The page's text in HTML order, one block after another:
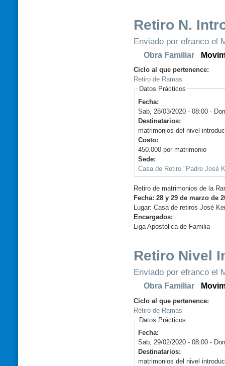
Retiro N.
Enviado por efranco el
Obra Familiar
Ciclo al que pertenence:
Retiro de Ramas
Datos Prácticos
Fecha:
Sab, 28/03/2020 - 08:00 -
Destinatarios:
matrimonios del nivel
Costo:
450.000 por matrimonio
Sede:
Casa de Retiro "Padre José
Retiro de matrimonios de la
Fecha: 28 y 29 de marzo de
Lugar: Casa de retiros José
Encargados:
Liga Apostólica de Familia
Retiro Nivel
Enviado por efranco el
Obra Familiar
Ciclo al que pertenence:
Retiro de Ramas
Datos Prácticos
Fecha:
Sab, 29/02/2020 - 08:00 -
Destinatarios:
matrimonios del nivel